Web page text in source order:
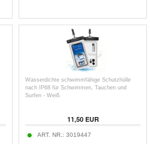
Wasserdichte schwimmfähige Schutzhülle
nach IP68 für Schwimmen, Tauchen und
Surfen - Weiß
11,50EUR
ART. NR.: 3019447